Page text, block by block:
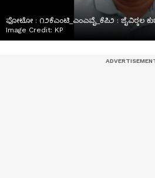
ಫೋಟೋ : ೧೨ಕೆಎಂಟಿ_ಎಂಎವೈ_ಕೆಪಿ೨ : ಜೈವಿಠ್ಠಲ
Image Credit: KP